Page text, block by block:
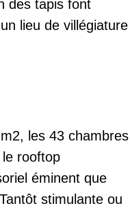
des tapis font
lieu de villégiature
les 43 chambres
le rooftop
éminent que
stimulante ou